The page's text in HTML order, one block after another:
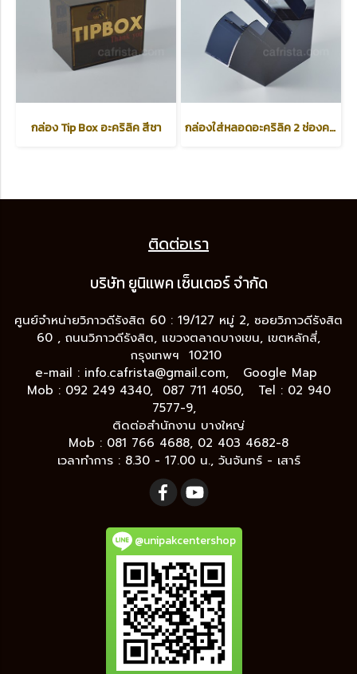
กล่อง Tip Box อะคริลิค สีชา กล่องใส่หลอดอะคริลิค 2 ช่องครึ่ง สีดำใส
ติดต่อเรา
บริษัท ยูนิแพค เซ็นเตอร์ จำกัด
ศูนย์จำหน่ายวิภาวดีรังสิต 60 : 19/127 หมู่ 2, ซอยวิภาวดีรังสิต
60 , ถนนวิภาวดีรังสิต, แขวงตลาดบางเขน, เขตหลักสี่,
กรุงเทพฯ 10210
e-mail : info.cafrista@gmail.com,
Google Map
Mob : 092 249 4340, 087 711 4050, Tel : 02 940
7577-9,
ติดต่อสำนักงาน บางใหญ่
Mob : 081 766 4688, 02 403 4682-8
เวลาทำการ : 8.30 - 17.00 น., วันจันทร์ - เสาร์
@unipakcentershop